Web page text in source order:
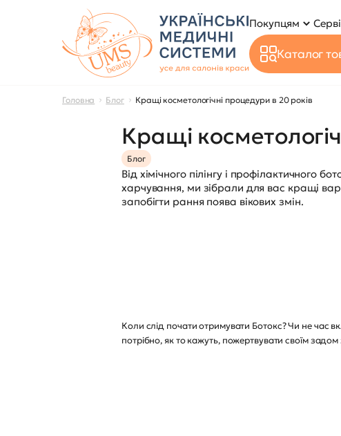
Покупцям
Каталог
Головна Блог Кращі косметологічні процедури в 20 років
Кращі
Блог
Від хімічного пілінгу і профілактичного
харчування, ми зібрали для вас кращі
запобігти рання поява вікових змін.
Коли слід почати отримувати Ботокс? Чи не
потрібно, як то кажуть, пожертвувати своїм